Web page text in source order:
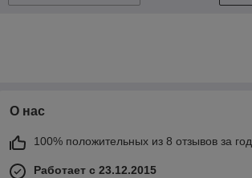
О нас
100% положительных из 8 отзывов за год
Работает с 23.12.2015